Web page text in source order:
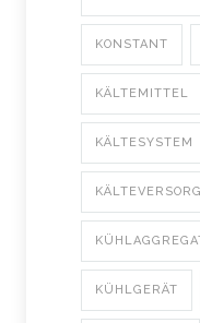
KONSTANT
KÄLTEMITTEL
KÄLTESYSTEM
KÜHLGERÄT